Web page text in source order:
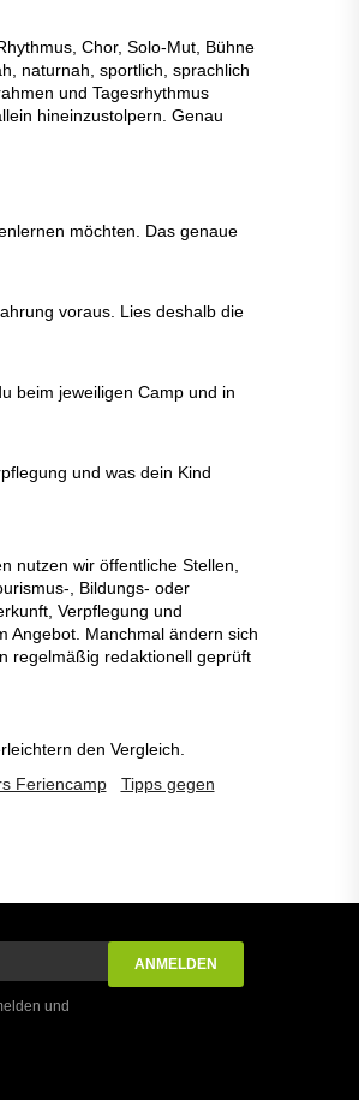
Chor, Solo-Mut, Bühne
naturnah, sportlich, sprachlich
und Tagesrhythmus
hineinzustolpern. Genau
möchten. Das genaue
voraus. Lies deshalb die
beim jeweiligen Camp und in
und was dein Kind
nutzen wir öffentliche Stellen,
, Bildungs- oder
Verpflegung und
Angebot. Manchmal ändern sich
regelmäßig redaktionell geprüft
den Vergleich.
Feriencamp
Tipps gegen
und